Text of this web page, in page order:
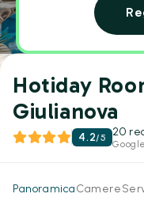
Hotiday
Giulianova
4.2/5 20
Google
PanoramicaCamere